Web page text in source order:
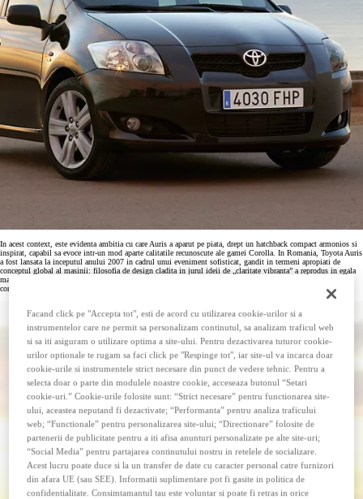
In acest context, este evidenta ambitia cu care Auris a aparut pe piata, drept un hatchback compact armonios si
inspirat, capabil sa evoce intr-un mod aparte calitatile recunoscute ale gamei Corolla. In Romania, Toyota Auris
a fost lansata la inceputul anului 2007 in cadrul unui eveniment sofisticat, gandit in termeni apropiati de
conceptul global al masinii: filosofia de design cladita in jurul ideii de „claritate vibranta” a reprodus in egala
masura rigoarea dinamica si abordarea rationala, rafinamentul stilistic si calitatea superioara, fiabilitatea
confirmata si placerea de a conduce.
Facand click pe "Accepta tot", esti de acord cu utilizarea cookie-urilor si a
instrumentelor care ne permit sa personalizam continutul, sa analizam traficul web
si sa iti asiguram o utilizare optima a site-ului. Pentru dezactivarea tuturor cookie-
urilor optionale te rugam sa faci click pe "Respinge tot", iar site-ul va incarca doar
cookie-urile si instrumentele strict necesare din punct de vedere tehnic. Pentru a
selecta doar o parte din modulele noastre cookie, acceseaza butonul “Setari
cookie-uri.” Cookie-urile folosite sunt: “Strict necesare” pentru functionarea site-
ului, aceastea neputand fi dezactivate; “Performanta” pentru analiza traficului
web; “Functionale” pentru personalizarea site-ului; “Directionare” folosite de
partenerii de publicitate pentru a iti afisa anunturi personalizate pe alte site-uri;
“Social Media” pentru partajarea continutului nostru in retelele de socializare.
Acest lucru poate duce si la un transfer de date cu caracter personal catre furnizori
din afara UE (sau SEE). Informatii suplimentare pot fi gasite in politica de
confidentialitate. Consimtamantul tau este voluntar si poate fi retras in orice